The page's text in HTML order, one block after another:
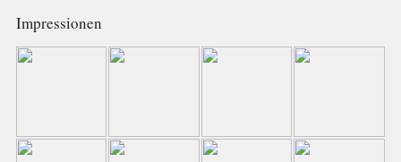
Impressionen